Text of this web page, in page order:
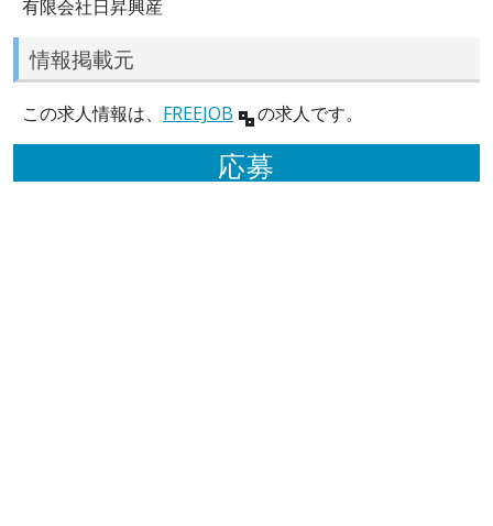
有限会社日昇興産
情報掲載元
この求人情報は、 FREEJOB の求人です。
応募